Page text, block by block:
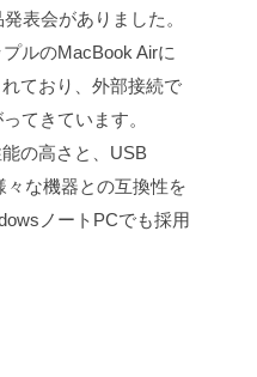
表会がありました。
ルのMacBook Airに
ており、外部接続で
てきています。
の高さと、USB
な機器との互換性を
ノートPCでも採用